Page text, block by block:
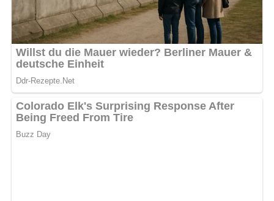
ausgedrückter Spinat und 1 Eßlöffel Öl gegeben werden.
Nach: Bigos, Pizza, Spaghetti, Verlag für die Frau, Leipzig, DDR, 1988
Abonniere jetzt unseren Newsletter!